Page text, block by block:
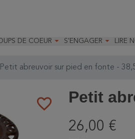
DE COEUR  S'ENGAGER 
Faire un legs
LIRE
Petit abreuvoir sur pied en fonte -
favorite_border Petit
26,00 €